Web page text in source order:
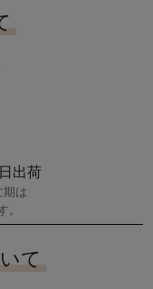
出荷
は
。
て